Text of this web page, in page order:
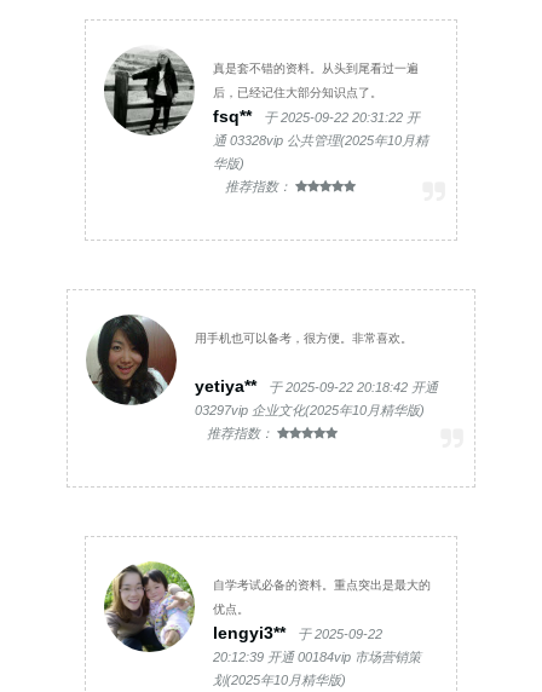
真是套不错的资料。从头到尾看过一遍
后，已经记住大部分知识点了。
fsq**
于 2025-09-22 20:31:22 开
通 03328vip 公共管理(2025年10月精
华版)
推荐指数：
用手机也可以备考，很方便。非常喜欢。
yetiya**
于 2025-09-22 20:18:42 开通
03297vip 企业文化(2025年10月精华版)
推荐指数：
自学考试必备的资料。重点突出是最大的
优点。
lengyi3**
于 2025-09-22
20:12:39 开通 00184vip 市场营销策
划(2025年10月精华版)